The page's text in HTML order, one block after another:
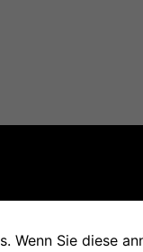
Wenn Sie diese